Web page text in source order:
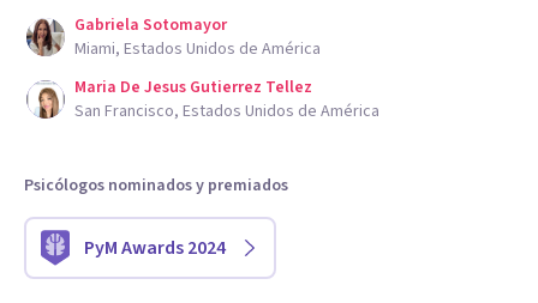
Gabriela Sotomayor
Miami, Estados Unidos de América
Maria De Jesus Gutierrez Tellez
San Francisco, Estados Unidos de América
Psicólogos nominados y premiados
PyM Awards 2024